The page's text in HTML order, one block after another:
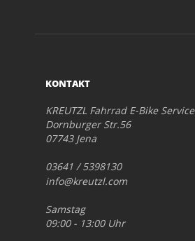
KONTAKT
KREUTZL Fahrrad E-Bike Service
Dornburger Str.56
07743 Jena
03641 / 5398130
info@kreutzl.com
Samstag
09:00 - 13:00 Uhr